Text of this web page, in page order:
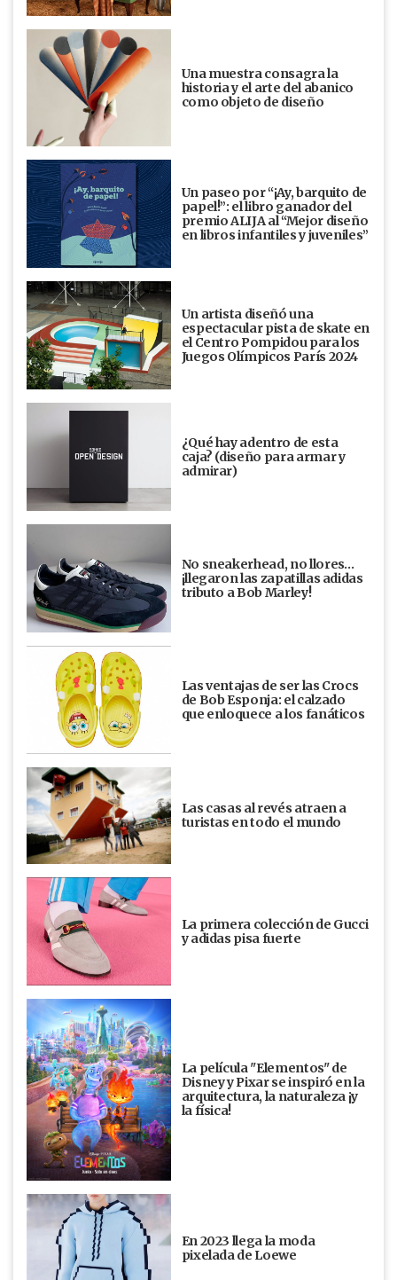
Una muestra consagra la
historia y el arte del abanico
como objeto de diseño
Un paseo por “¡Ay, barquito de
papel!”: el libro ganador del
premio ALIJA al “Mejor diseño
en libros infantiles y juveniles”
Un artista diseñó una
espectacular pista de skate en
el Centro Pompidou para los
Juegos Olímpicos París 2024
¿Qué hay adentro de esta
caja? (diseño para armar y
admirar)
No sneakerhead, no llores…
¡llegaron las zapatillas adidas
tributo a Bob Marley!
Las ventajas de ser las Crocs
de Bob Esponja: el calzado
que enloquece a los fanáticos
Las casas al revés atraen a
turistas en todo el mundo
La primera colección de Gucci
y adidas pisa fuerte
La película "Elementos" de
Disney y Pixar se inspiró en la
arquitectura, la naturaleza ¡y
la física!
En 2023 llega la moda
pixelada de Loewe